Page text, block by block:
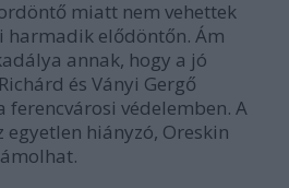
miatt nem vehettek
harmadik elődöntőn. Ám
annak, hogy a jó
és Ványi Gergő
ferencvárosi védelemben. A
egyetlen hiányzó, Oreskin